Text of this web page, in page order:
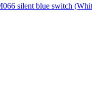
silent blue switch